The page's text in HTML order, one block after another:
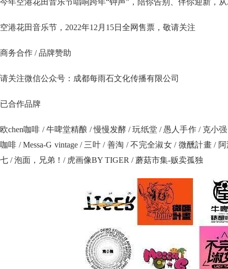
今年空港花田音乐节唱响跨年“钟声”，陪你告别、伴你迎新，从
空港花田音乐节，2022年12月15日全网售票，敬请关注
商务合作 / 品牌赞助
请关注微信公众号：成都每雨石文化传播有限公司
已合作品牌
欧chen咖啡 / 牛啤堂精酿 / 慢慢发酵 / 玩纸堂 / 愚人手作 / 克小
咖啡 / Messa-G vintage / 三叶 / 善淘 / 不完全淑女 / 微醺計畫 /
七 / 泡面，兄弟！/ 虎画像BY TIGER / 蘑菇市集-贩卖孤独